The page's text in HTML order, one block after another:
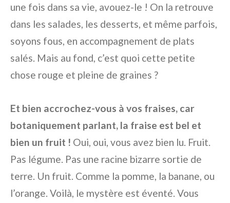
une fois dans sa vie, avouez-le ! On la retrouve
dans les salades, les desserts, et même parfois,
soyons fous, en accompagnement de plats
salés. Mais au fond, c’est quoi cette petite
chose rouge et pleine de graines ?
Et bien accrochez-vous à vos fraises, car
botaniquement parlant, la fraise est bel et
bien un fruit ! Oui, oui, vous avez bien lu. Fruit.
Pas légume. Pas une racine bizarre sortie de
terre. Un fruit. Comme la pomme, la banane, ou
l’orange. Voilà, le mystère est éventé. Vous